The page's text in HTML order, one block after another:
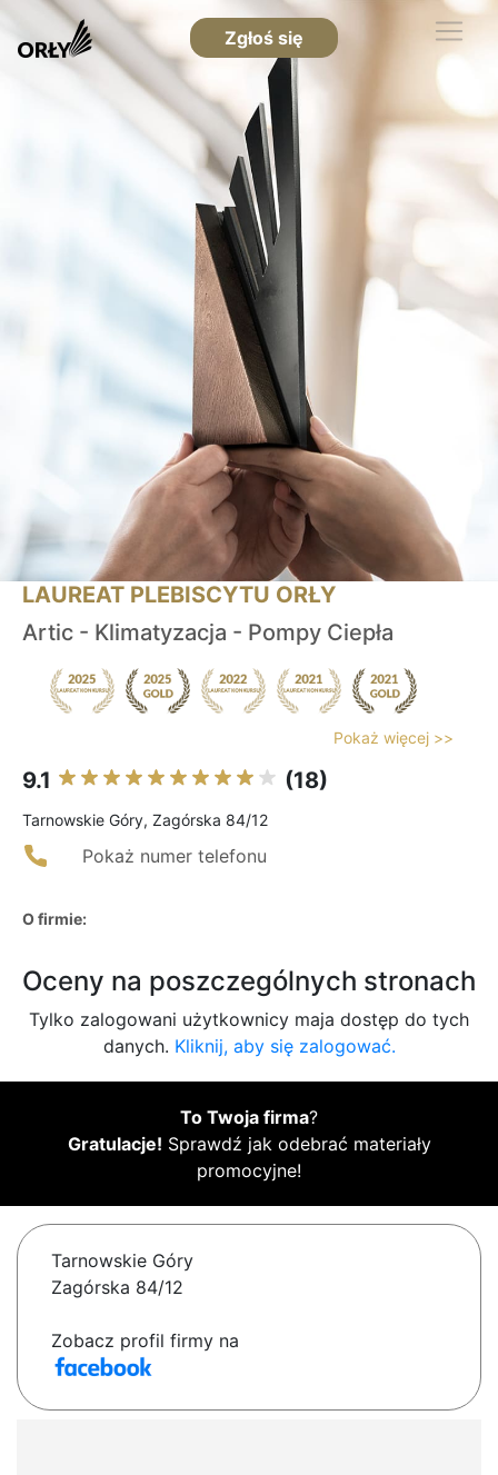
Zgłoś się
LAUREAT PLEBISCYTU ORŁY
Artic - Klimatyzacja - Pompy Ciepła
Pokaż więcej >>
9.1 (18)
Tarnowskie Góry, Zagórska 84/12
Pokaż numer telefonu
O firmie:
Oceny na poszczególnych stronach
Tylko zalogowani użytkownicy maja dostęp do tych
danych. Kliknij, aby się zalogować.
To Twoja firma?
Gratulacje! Sprawdź jak odebrać materiały
promocyjne!
Tarnowskie Góry
Zagórska 84/12
Zobacz profil firmy na